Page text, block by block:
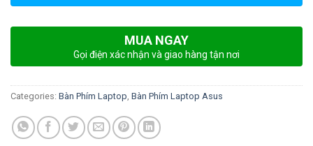
MUA NGAY
Gọi điện xác nhận và giao hàng tận nơi
Categories: Bàn Phím Laptop, Bàn Phím Laptop Asus